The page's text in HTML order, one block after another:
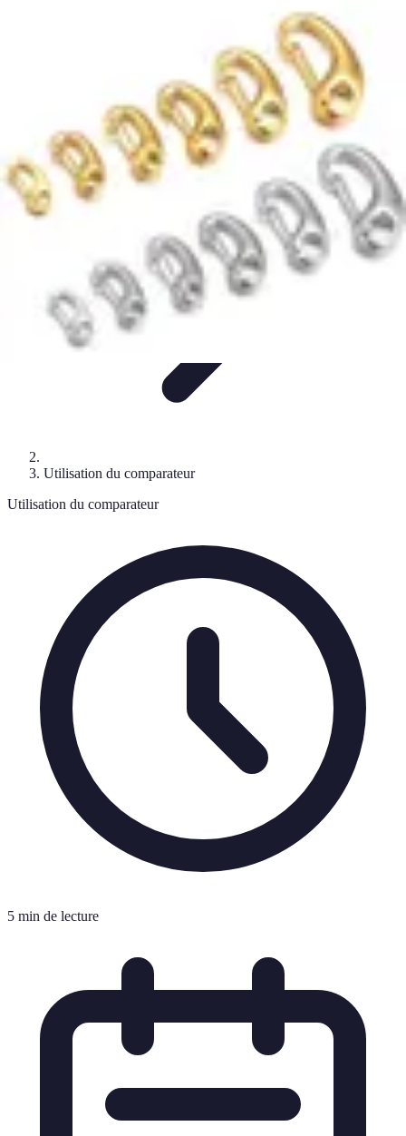
comparateur mutuelle proAstuces et
Comparateur MutuellePro
Utilisation du comparateur
Utilisation du comparateur
5 min de lecture